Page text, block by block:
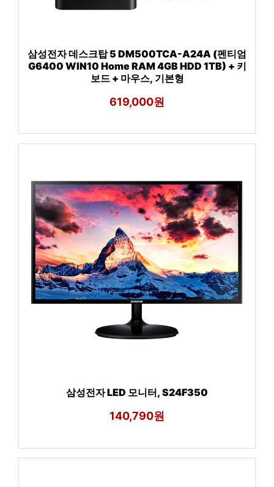
삼성전자 데스크탑 5 DM500TCA-A24A (펜티엄
G6400 WIN10 Home RAM 4GB HDD 1TB) + 키
보드 + 마우스, 기본형
619,000원
삼성전자 LED 모니터, S24F350
140,790원